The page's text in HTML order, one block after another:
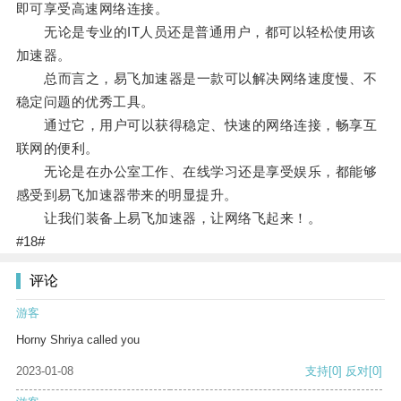
即可享受高速网络连接。
无论是专业的IT人员还是普通用户，都可以轻松使用该
加速器。
总而言之，易飞加速器是一款可以解决网络速度慢、不
稳定问题的优秀工具。
通过它，用户可以获得稳定、快速的网络连接，畅享互
联网的便利。
无论是在办公室工作、在线学习还是享受娱乐，都能够
感受到易飞加速器带来的明显提升。
让我们装备上易飞加速器，让网络飞起来！。
#18#
评论
游客
Horny Shriya called you
2023-01-08 支持[0] 反对[0]